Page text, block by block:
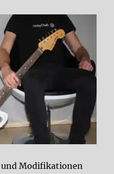
und Modifikationen